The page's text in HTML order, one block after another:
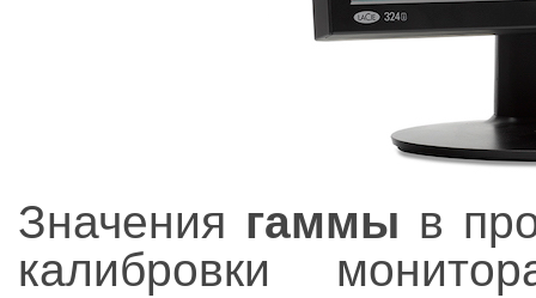
Значения гаммы в
калибровки